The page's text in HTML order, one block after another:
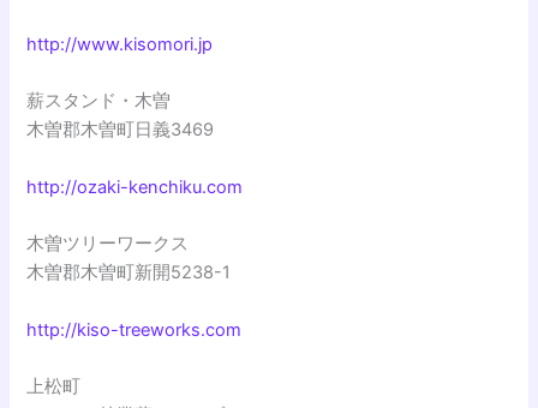
http://www.kisomori.jp
薪スタンド・木曽
木曽郡木曽町日義3469
http://ozaki-kenchiku.com
木曽ツリーワークス
木曽郡木曽町新開5238-1
http://kiso-treeworks.com
上松町